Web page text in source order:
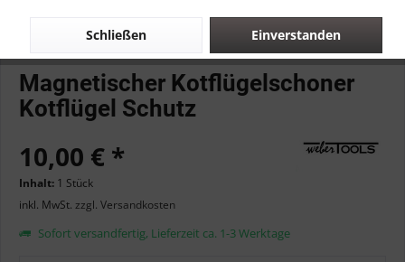
Magnetischer Kotflügelschoner
Kotflügel Schutz
10,00 € *
Inhalt: 1 Stück
inkl. MwSt. zzgl. Versandkosten
Sofort versandfertig, Lieferzeit ca. 1-3 Werktage
Einverstanden
Schließen